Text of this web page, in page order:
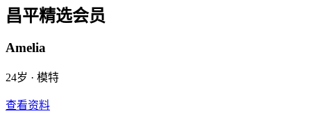
昌平精选会员
Amelia
24岁 · 模特
查看资料